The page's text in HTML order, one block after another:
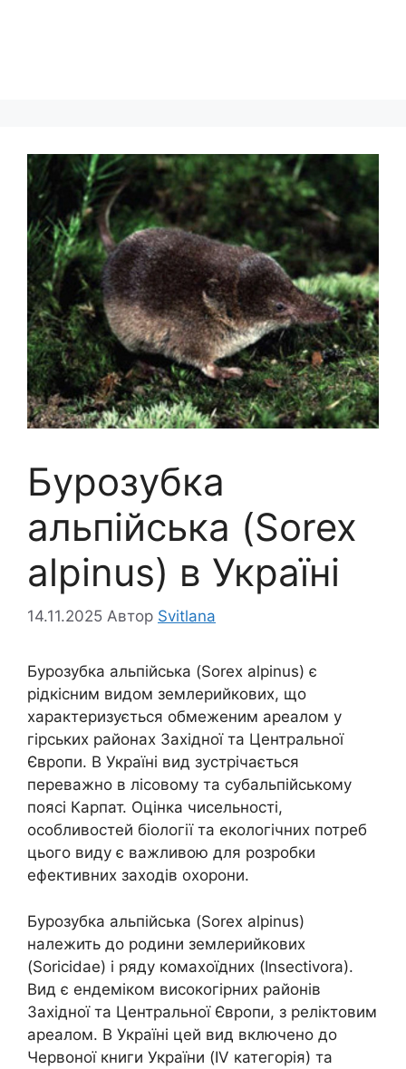
Бурозубка
альпійська (Sorex
alpinus) в Україні
14.11.2025 Автор Svitlana
Бурозубка альпійська (Sorex alpinus) є
рідкісним видом землерийкових, що
характеризується обмеженим ареалом у
гірських районах Західної та Центральної
Європи. В Україні вид зустрічається
переважно в лісовому та субальпійському
поясі Карпат. Оцінка чисельності,
особливостей біології та екологічних потреб
цього виду є важливою для розробки
ефективних заходів охорони.
Бурозубка альпійська (Sorex alpinus)
належить до родини землерийкових
(Soricidae) і ряду комахоїдних (Insectivora).
Вид є ендеміком високогірних районів
Західної та Центральної Європи, з реліктовим
ареалом. В Україні цей вид включено до
Червоної книги України (IV категорія) та